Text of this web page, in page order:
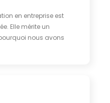
en entreprise est
Elle mérite un
nous avons